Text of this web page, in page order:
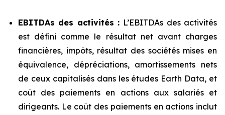
EBITDAs des activités : L’EBITDAs des activités
est défini comme le résultat net avant charges
financières, impôts, résultat des sociétés mises en
équivalence, dépréciations, amortissements nets
de ceux capitalisés dans les études Earth Data, et
coût des paiements en actions aux salariés et
dirigeants. Le coût des paiements en actions inclut